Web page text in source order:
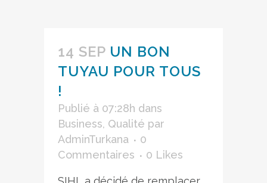
14 SEP UN BON
TUYAU POUR TOUS
!
Publié à 07:28h dans
Business, Qualité par
AdminTurkana
0
Commentaires
0 Likes